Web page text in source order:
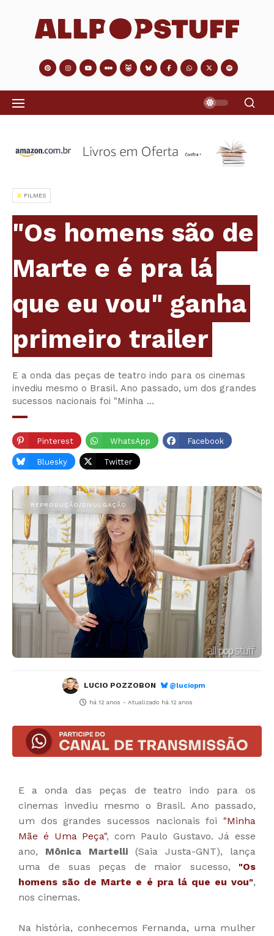
FILMES
"Os homens são de
Marte e é pra lá
que eu vou" ganha
primeiro trailer
E a onda das peças de teatro indo para os cinemas
invediu mesmo o Brasil. Ano passado, um dos grandes
sucessos nacionais foi "Minha …
Pinterest WhatsApp Facebook
Bluesky Twitter
LUCIO POZZOBON @luciopm
há 12 anos - Atualizado há 12 anos
E a onda das peças de teatro indo para os
cinemas invediu mesmo o Brasil. Ano passado,
um dos grandes sucessos nacionais foi "Minha
Mãe é Uma Peça", com Paulo Gustavo. Já esse
ano, Mônica Martelli (Saia Justa-GNT), lança
uma de suas peças de maior sucesso, "Os
homens são de Marte e é pra lá que eu vou",
nos cinemas.
Na história, conhecemos Fernanda, uma mulher